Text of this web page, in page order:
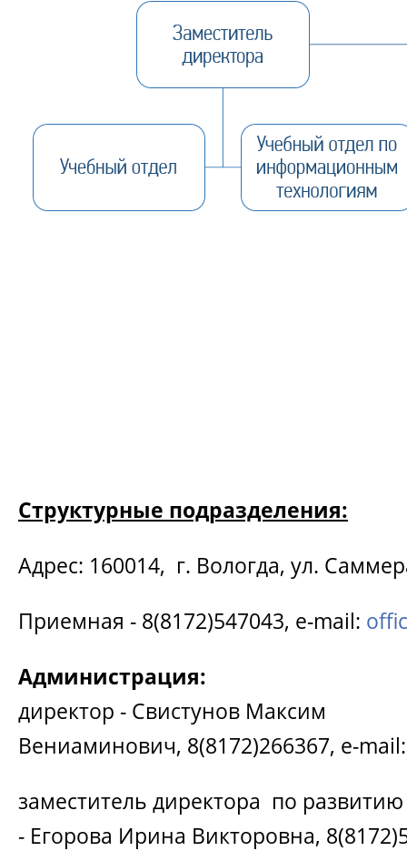
Структурные подразделения:
Адрес: 160014, г. Вологда, ул.
Приемная - 8(8172)547043, e-mail:
Администрация:
директор - Свистунов Максим
Вениаминович, 8(8172)266367, e-
заместитель директора по
- Егорова Ирина Викторовна,